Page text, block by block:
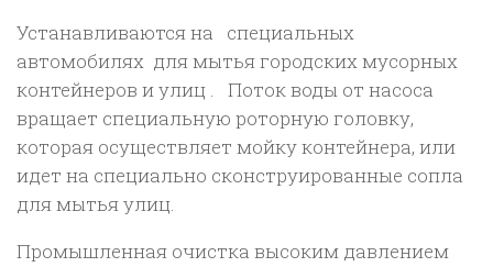
кВт.
Устанавливаются на специальных
автомобилях для мытья городских мусорных
контейнеров и улиц . Поток воды от насоса
вращает специальную роторную головку,
которая осуществляет мойку контейнера, или
идет на специально сконструированные сопла
для мытья улиц.
Промышленная очистка высоким давлением